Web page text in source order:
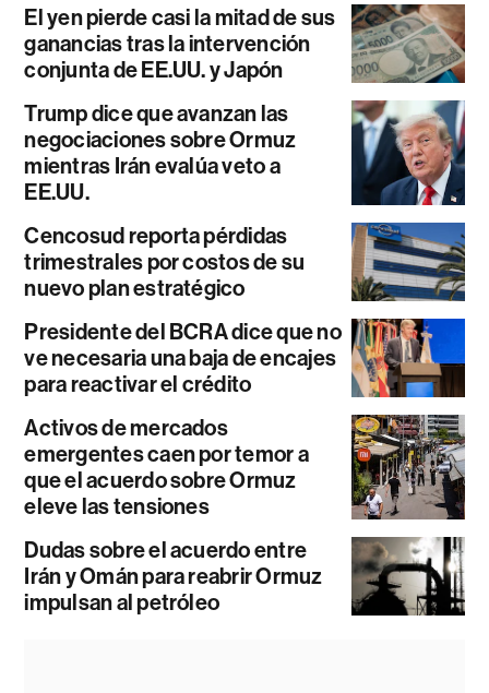
El yen pierde casi la mitad de sus
ganancias tras la intervención
conjunta de EE.UU. y Japón
Trump dice que avanzan las
negociaciones sobre Ormuz
mientras Irán evalúa veto a
EE.UU.
Cencosud reporta pérdidas
trimestrales por costos de su
nuevo plan estratégico
Presidente del BCRA dice que no
ve necesaria una baja de encajes
para reactivar el crédito
Activos de mercados
emergentes caen por temor a
que el acuerdo sobre Ormuz
eleve las tensiones
Dudas sobre el acuerdo entre
Irán y Omán para reabrir Ormuz
impulsan al petróleo